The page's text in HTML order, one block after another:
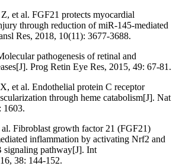
et al. FGF21 protects myocardial
through reduction of miR-145-mediated
Res, 2018, 10(11): 3677-3688.
pathogenesis of retinal and
Prog Retin Eye Res, 2015, 49: 67-81.
et al. Endothelial protein C receptor
through heme catabolism[J]. Nat
1603.
Fibroblast growth factor 21 (FGF21)
inflammation by activating Nrf2 and
signaling pathway[J]. Int
38: 144-152.